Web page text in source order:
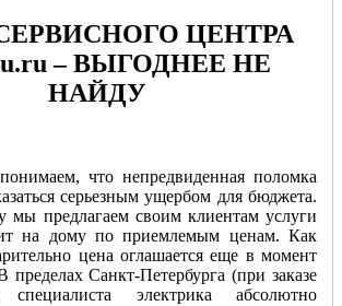
ЦЕНТРА
– ВЫГОДНЕЕ НЕ
НАЙДУ
что непредвиденная поломка
серьезным ущербом для бюджета.
мы предлагаем своим клиентам услуги
на дому по приемлемым ценам. Как
цена оглашается еще в момент
пределах Санкт-Петербурга (при заказе
электрика абсолютно